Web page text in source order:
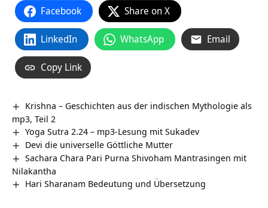
Facebook Share on X
LinkedIn WhatsApp Email
Copy Link
Krishna – Geschichten aus der indischen Mythologie als
mp3, Teil 2
Yoga Sutra 2.24 – mp3-Lesung mit Sukadev
Devi die universelle Göttliche Mutter
Sachara Chara Pari Purna Shivoham Mantrasingen mit
Nilakantha
Hari Sharanam Bedeutung und Übersetzung